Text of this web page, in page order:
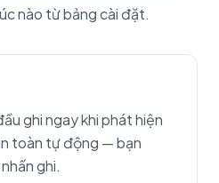
nào từ bảng cài đặt.
ghi ngay khi phát hiện
toàn tự động — bạn
ghi.